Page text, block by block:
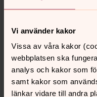
Vi använder kakor
Vissa av våra kakor
webbplatsen ska
analys och kakor som
samt kakor som
länkar vidare till andra
höra av dig till
Jenny Nyberg:
0321-17 104,
Vanliga frågor och svar
Vad är personuppgifter?